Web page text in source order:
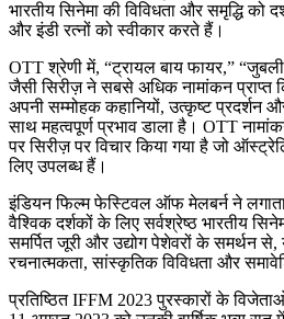
भारतीय सिनेमा की विविधता और समृद्धि को
और इंडी रत्नों को स्वीकार करते हैं।
OTT श्रेणी में, “ट्रायल बाय फायर,”
जैसी सिरीज़ ने सबसे अधिक नामांकन प्राप्त
अपनी सम्मोहक कहानियों, उत्कृष्ट
साथ महत्वपूर्ण प्रभाव डाला है। OTT
पर सिरीज़ पर विचार किया गया है जो
लिए उपलब्ध हैं।
इंडियन फिल्म फेस्टिवल ऑफ मेलबर्न ने
वैश्विक दर्शकों के लिए सर्वश्रेष्ठ भारतीय
समर्पित जूरी और उद्योग पेशेवरों के समर्थन
रचनात्मकता, सांस्कृतिक विविधता और
प्रतिष्ठित IFFM 2023 पुरस्कारों के